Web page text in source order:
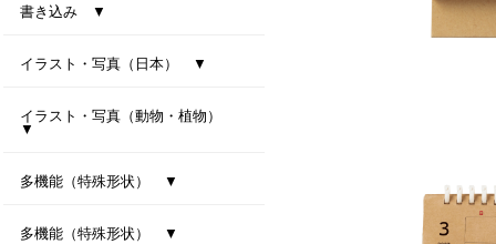
月の満ち欠けと潮回り
インデックス・モノクロ
マンデースタート ビジネス
卓上シックスウィークス
書き込み ▼
ワークライフ・セブンカラーズ
卓上プラリングカレンダー（小）
卓上プラリングカレンダー（大）
イラスト・写真（日本） ▼
東海道五拾三次（週めくり）
卓上ｼﾞｬﾊﾟﾝｶﾗｰｲﾝﾃﾞｯｸｽ
イラスト・写真（動物・植物）
▼
ボタニカル 2027
ラブリーフレンズ（犬・猫）
カノン（花音）
多機能（特殊形状） ▼
オクルンダー・セブンカラーズ
ナチュラルメモルダー
卓上メモルダー
多機能（特殊形状） ▼